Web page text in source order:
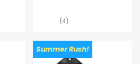
(4)
Summer Rush!